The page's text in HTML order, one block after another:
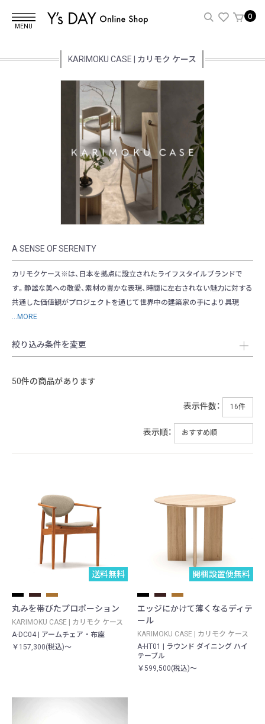
MENU
0
KARIMOKU CASE | カリモク ケース
A SENSE OF SERENITY
カリモクケース※は、日本を拠点に設立されたライフスタイルブランドで
す。静謐な美への敬愛、素材の豊かな表現、時間に左右されない魅力に対する
共通した価値観がプロジェクトを通じて世界中の建築家の手により具現
...MORE
絞り込み条件を変更
50件の商品があります
表示件数：
表示順：
送料無料
丸みを帯びたプロポーション
KARIMOKU CASE | カリモク ケース
A-DC04 | アームチェア ・ 布座
￥157,300(税込)～
開梱設置便無料
エッジにかけて薄くなるディテ
ール
KARIMOKU CASE | カリモク ケース
A-HT01 | ラウンド ダイニング ハイ
テーブル
￥599,500(税込)～